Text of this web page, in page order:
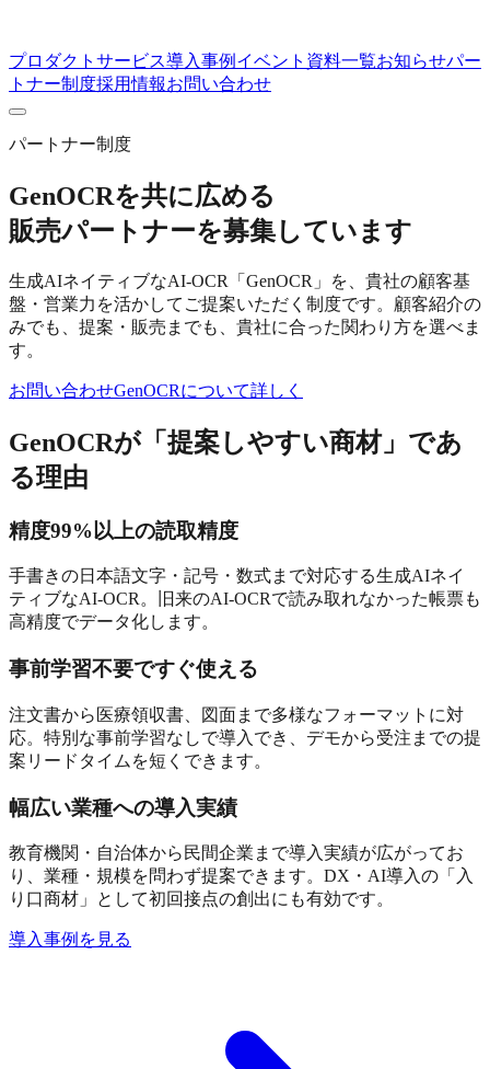
プロダクト サービス導入事例 イベント 資料一覧お知らせパー
トナー制度採用情報お問い合わせ
パートナー制度
GenOCRを共に広める
販売パートナーを募集しています
生成AIネイティブなAI-OCR「GenOCR」を、貴社の顧客基
盤・営業力を活かしてご提案いただく制度です。顧客紹介の
みでも、提案・販売までも、貴社に合った関わり方を選べま
す。
お問い合わせGenOCRについて詳しく
GenOCRが「提案しやすい商材」であ
る理由
精度99%以上の読取精度
手書きの日本語文字・記号・数式まで対応する生成AIネイ
ティブなAI-OCR。旧来のAI-OCRで読み取れなかった帳票も
高精度でデータ化します。
事前学習不要ですぐ使える
注文書から医療領収書、図面まで多様なフォーマットに対
応。特別な事前学習なしで導入でき、デモから受注までの提
案リードタイムを短くできます。
幅広い業種への導入実績
教育機関・自治体から民間企業まで導入実績が広がってお
り、業種・規模を問わず提案できます。DX・AI導入の「入
り口商材」として初回接点の創出にも有効です。
導入事例を見る